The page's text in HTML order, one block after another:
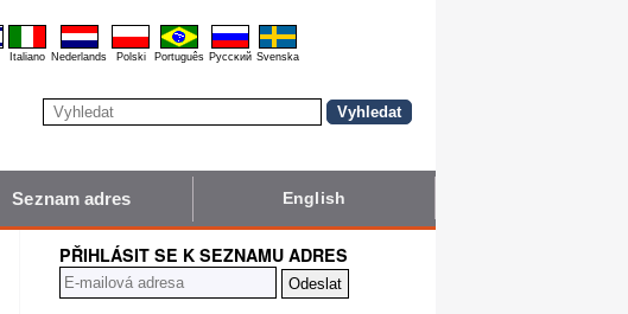
Italiano Nederlands Polski Português Pyccĸий Svenska
Seznam adres English
PŘIHLÁSIT SE K SEZNAMU ADRES